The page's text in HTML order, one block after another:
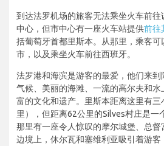
到达法罗机场的旅客无法乘坐火车前
中心，但市中心有一座火车站提供前往
括葡萄牙首都里斯本。从那里，乘客
市，以及乘坐火车前往西班牙。
法罗港和海滨是游客的最爱，他们来
气候、美丽的海滩、一流的高尔夫和
富的文化和遗产。里斯本距离这里有
里），但距离62公里的Silves村庄是一
那里有一座令人惊叹的摩尔城堡、总
边境上，休尔瓦和塞维利亚吸引着游